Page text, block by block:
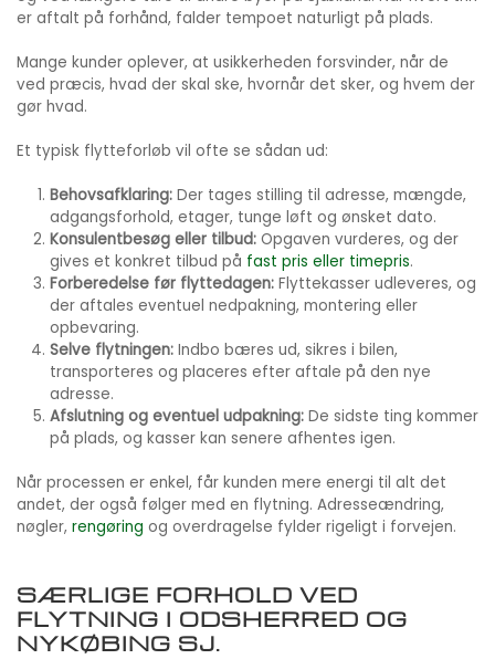
er aftalt på forhånd, falder tempoet naturligt på plads.
Mange kunder oplever, at usikkerheden forsvinder, når de
ved præcis, hvad der skal ske, hvornår det sker, og hvem der
gør hvad.
Et typisk flytteforløb vil ofte se sådan ud:
Behovsafklaring: Der tages stilling til adresse, mængde,
adgangsforhold, etager, tunge løft og ønsket dato.
Konsulentbesøg eller tilbud: Opgaven vurderes, og der
gives et konkret tilbud på fast pris eller timepris.
Forberedelse før flyttedagen: Flyttekasser udleveres, og
der aftales eventuel nedpakning, montering eller
opbevaring.
Selve flytningen: Indbo bæres ud, sikres i bilen,
transporteres og placeres efter aftale på den nye
adresse.
Afslutning og eventuel udpakning: De sidste ting kommer
på plads, og kasser kan senere afhentes igen.
Når processen er enkel, får kunden mere energi til alt det
andet, der også følger med en flytning. Adresseændring,
nøgler, rengøring og overdragelse fylder rigeligt i forvejen.
SÆRLIGE FORHOLD VED
FLYTNING I ODSHERRED OG
NYKØBING SJ.